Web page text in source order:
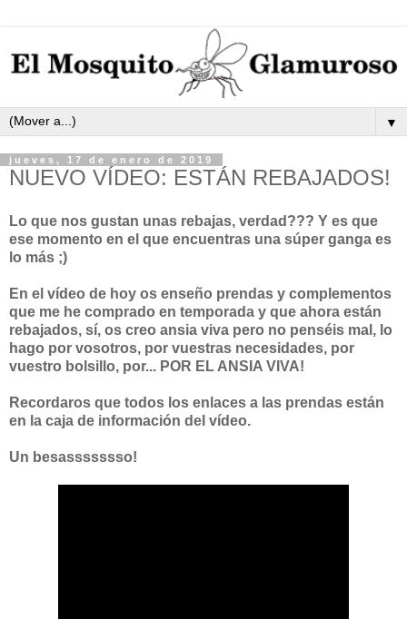
▼
jueves, 17 de enero de 2019
NUEVO VÍDEO: ESTÁN REBAJADOS!
Lo que nos gustan unas rebajas, verdad??? Y es que
ese momento en el que encuentras una súper ganga es
lo más ;)
En el vídeo de hoy os enseño prendas y complementos
que me he comprado en temporada y que ahora están
rebajados, sí, os creo ansia viva pero no penséis mal, lo
hago por vosotros, por vuestras necesidades, por
vuestro bolsillo, por... POR EL ANSIA VIVA!
Recordaros que todos los enlaces a las prendas están
en la caja de información del vídeo.
Un besassssssso!